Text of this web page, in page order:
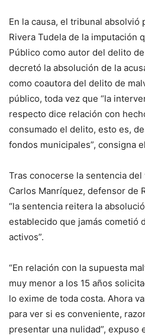
En la causa, el tribunal absolvió
Rivera Tudela de la imputación
Público como autor del delito
decretó la absolución de la
como coautora del delito de
público, toda vez que “la
respecto dice relación con
consumado el delito, esto es,
fondos municipales”, consigna
Tras conocerse la sentencia
Carlos Manríquez, defensor de
“la sentencia reitera la
establecido que jamás cometió
activos”.
“En relación con la supuesta
muy menor a los 15 años
lo exime de toda costa. Ahora
para ver si es conveniente,
presentar una nulidad”, expuso